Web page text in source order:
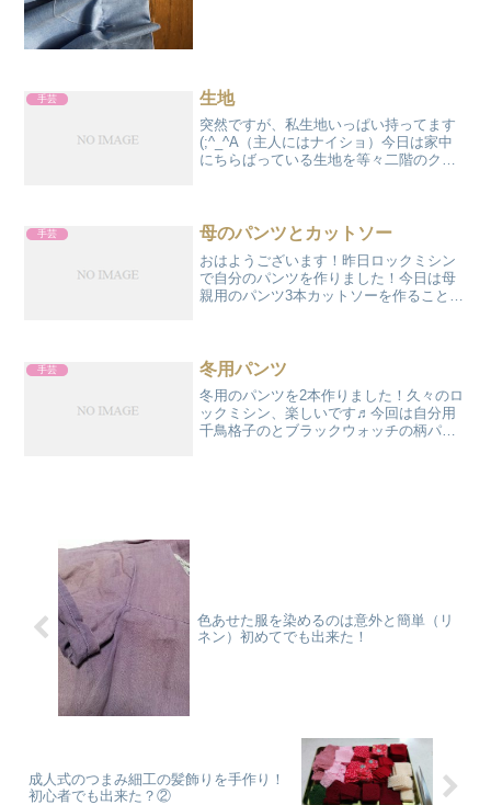
手芸 生地
突然ですが、私生地いっぱい持ってます
(;^_^A（主人にはナイショ）今日は家中
にちらばっている生地を等々二階のクロ
片づけ...
手芸 母のパンツとカットソー
おはようございます！昨日ロックミシン
で自分のパンツを作りました！今日は母
親用のパンツ3本カットソーを作ること
してましたが、短い方が母...
手芸 冬用パンツ
冬用のパンツを2本作りました！久々のロ
ックミシン、楽しいです♬今回は自分用
千鳥格子のとブラックウォッチの柄パン
色あせた服を染めるのは意外と簡単（リ
ネン）初めてでも出来た！
成人式のつまみ細工の髪飾りを手作り！
初心者でも出来た？②